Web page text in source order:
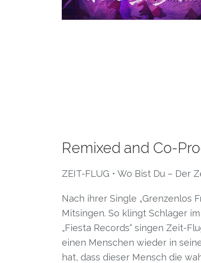
Remixed and Co-
ZEIT-FLUG • Wo Bist Du – Der
Nach ihrer Single „Grenzenlos
Mitsingen. So klingt Schlager
„Fiesta Records“ singen Zeit-
einen Menschen wieder in
hat, dass dieser Mensch die